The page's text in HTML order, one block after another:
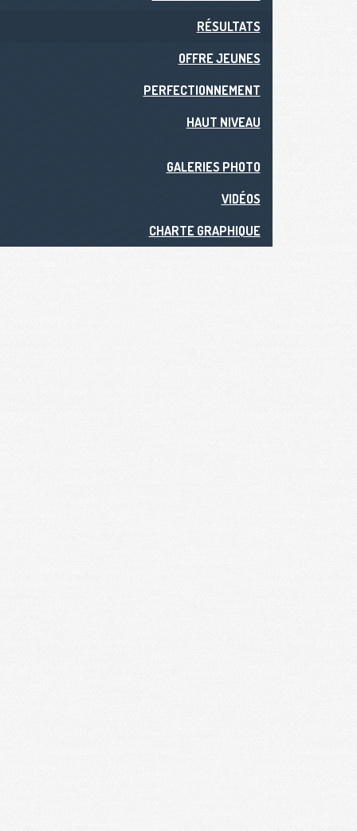
RÉSULTATS
OFFRE JEUNES
PERFECTIONNEMENT
HAUT NIVEAU
GALERIES PHOTO
VIDÉOS
CHARTE GRAPHIQUE